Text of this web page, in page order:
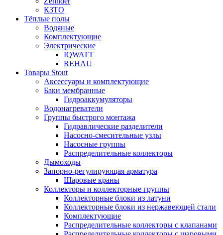
КЗТО
Тёплые полы
Водяные
Комплектующие
Электрические
IQWATT
REHAU
Товары Stout
Аксессуары и комплектующие
Баки мембранные
Гидроаккумуляторы
Водонагреватели
Группы быстрого монтажа
Гидравлические разделители
Насосно-смесительные узлы
Насосные группы
Распределительные коллекторы
Дымоходы
Запорно-регулирующая арматура
Шаровые краны
Коллекторы и коллекторные группы
Коллекторные блоки из латуни
Коллекторные блоки из нержавеющей стали
Комплектующие
Распределительные коллекторы с клапанами